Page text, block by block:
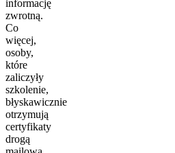
informację
zwrotną.
Co
więcej,
osoby,
które
zaliczyły
szkolenie,
błyskawicznie
otrzymują
certyfikaty
drogą